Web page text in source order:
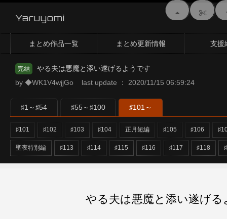
Yaruyomi
まとめ作品一覧 まとめ更新情報 支援
完結
やる夫は悪魔と添い遂げるようです
by ◆WK1V4wjjGo last update ： 2020/11/15 06:59:24
♯1～♯54 ♯55～♯100 ♯101～
♯101 ♯102 ♯103 ♯104 正月短編 ♯105 ♯106
聖夜特別編 ♯113 ♯114 ♯115 ♯116 ♯117 ♯118
やる夫は悪魔と添い遂げ